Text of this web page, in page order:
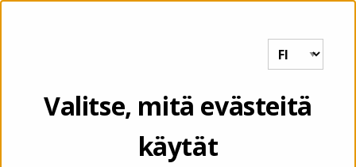
Valitse, mitä evästeitä
käytät
Valtion yhteisten